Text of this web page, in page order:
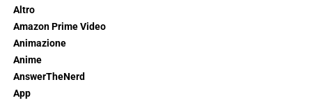
Altro
Amazon Prime Video
Animazione
Anime
AnswerTheNerd
App